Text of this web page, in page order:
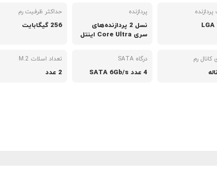
LGA
پردازنده
نسل 2 پردازنده‌های
سری Core Ultra اینتل
حداکثر ظرفیت رم
256 گیگابایت
کانال رم درگاه SATA
4 عدد SATA 6Gb/s
تعداد اسلات M.2
2 عدد